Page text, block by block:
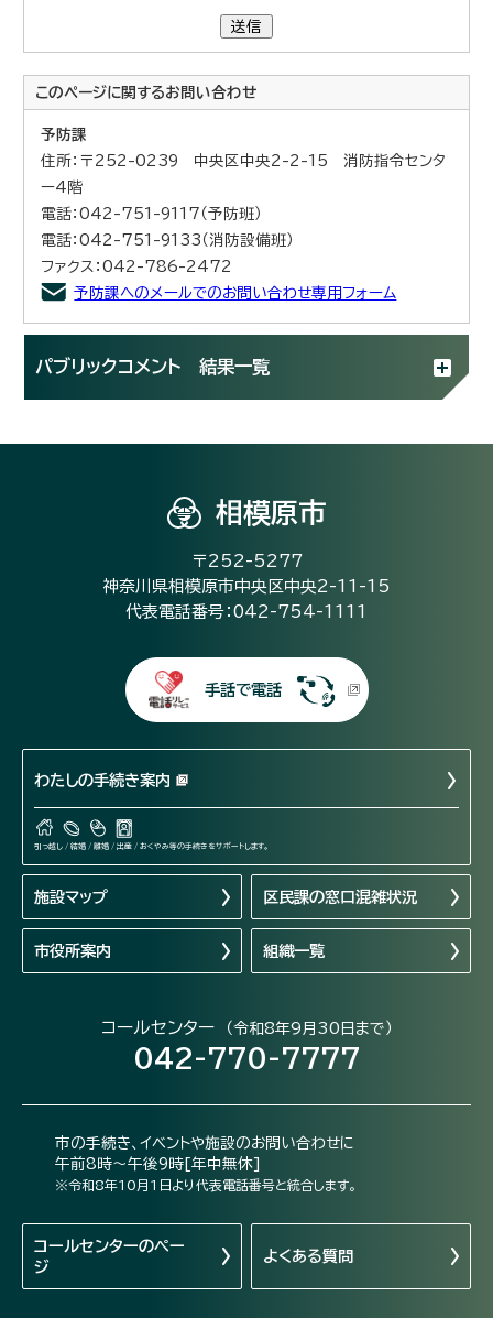
送信
このページに関するお問い合わせ
予防課
住所：〒252-0239 中央区中央2-2-15 消防指令センタ
ー4階
電話：042-751-9117（予防班）
電話：042-751-9133（消防設備班）
ファクス：042-786-2472
予防課へのメールでのお問い合わせ専用フォーム
パブリックコメント 結果一覧
相模原市
〒252-5277
神奈川県相模原市中央区中央2-11-15
代表電話番号：042-754-1111
手話で電話
わたしの手続き案内
引っ越し / 結婚 / 離婚 / 出産 / おくやみ等の手続きをサポートします。
施設マップ 区民課の窓口混雑状況
市役所案内 組織一覧
コールセンター （令和8年9月30日まで）
042-770-7777
市の手続き、イベントや施設のお問い合わせに
午前8時～午後9時[年中無休]
※令和8年10月1日より代表電話番号と統合します。
コールセンターのペー
ジ
よくある質問